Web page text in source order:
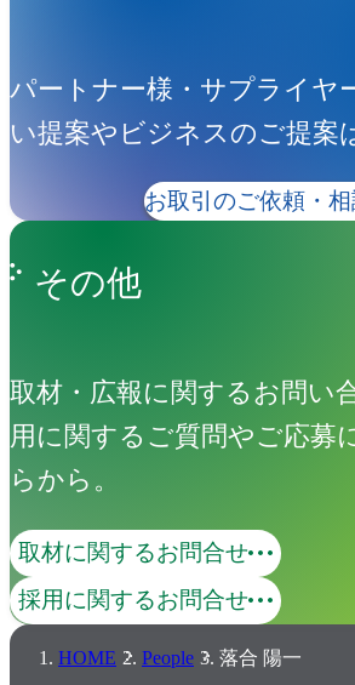
パートナー様・サプライヤ
い提案やビジネスのご提案
お取引のご依頼・相
その他
取材・広報に関するお問い
用に関するご質問やご応募
らから。
取材に関するお問合せ
採用に関するお問合せ
HOME People 落合 陽一